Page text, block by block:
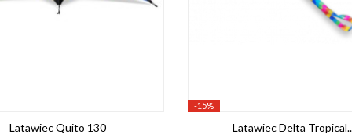
Latawiec Quito 130
-15%
Latawiec Delta